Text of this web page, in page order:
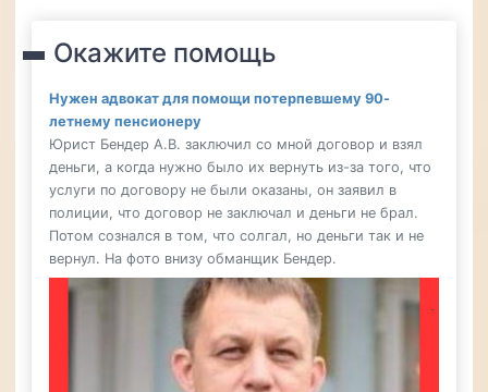
Окажите помощь
Нужен адвокат для помощи потерпевшему 90-
летнему пенсионеру
Юрист Бендер А.В. заключил со мной договор и взял
деньги, а когда нужно было их вернуть из-за того, что
услуги по договору не были оказаны, он заявил в
полиции, что договор не заключал и деньги не брал.
Потом сознался в том, что солгал, но деньги так и не
вернул. На фото внизу обманщик Бендер.